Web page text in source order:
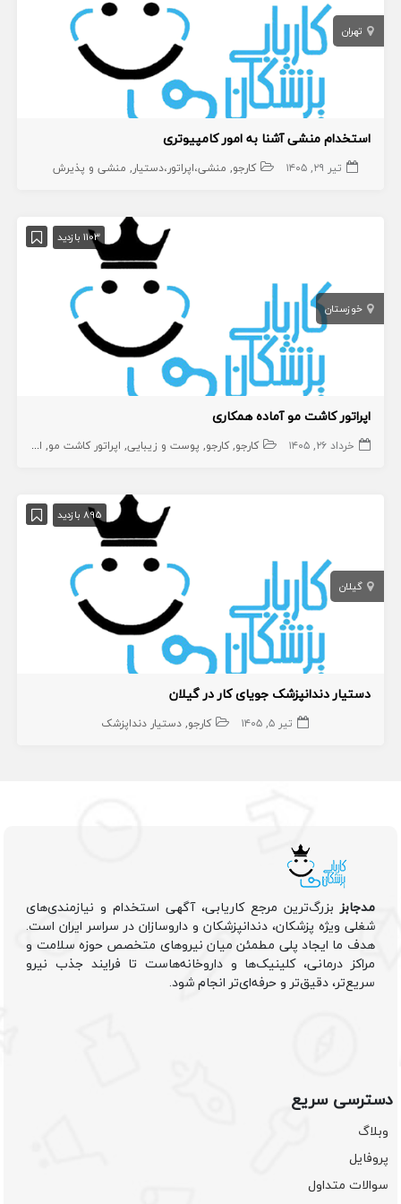
تهران
استخدام منشی آشنا به امور کامپیوتری
تیر ۲۹, ۱۴۰۵ کارجو منشی،اپراتور،دستیار منشی و پذیرش
1103 بازدید
خوزستان
اپراتور کاشت مو آماده همکاری
خرداد ۲۶, ۱۴۰۵ کارجو کارجو پوست و زیبایی اپراتور کاشت مو اپراتور کاشت مو
895 بازدید
گیلان
دستیار دندانپزشک جویای کار در گیلان
تیر ۵, ۱۴۰۵ کارجو دستیار دنداپزشک
مدجابزبزرگ‌ترین مرجع کاریابی، آگهی استخدام و نیازمندی‌های
شغلی ویژه پزشکان، دندانپزشکان و داروسازان در سراسر ایران است.
هدف ما ایجاد پلی مطمئن میان نیروهای متخصص حوزه سلامت و
مراکز درمانی، کلینیک‌ها و داروخانه‌هاست تا فرایند جذب نیرو
سریع‌تر، دقیق‌تر و حرفه‌ای‌تر انجام شود.
دسترسی سریع
وبلاگ
پروفایل
سوالات متداول